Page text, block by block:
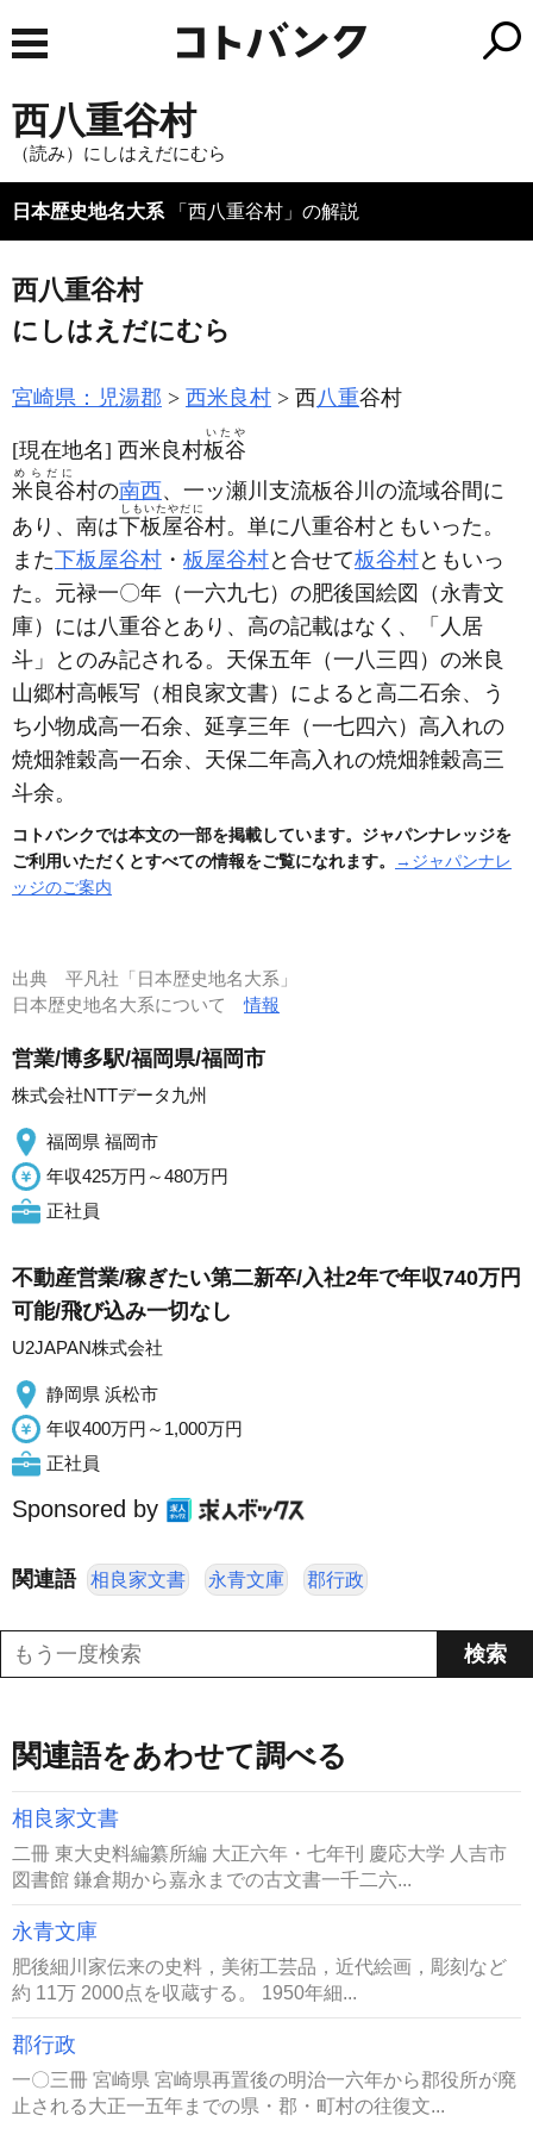
西八重谷村
（読み）にしはえだにむら
日本歴史地名大系 「西八重谷村」の解説
西八重谷村
にしはえだにむら
宮崎県：児湯郡 西米良村 西八重谷村
[現在地名] 西米良村板谷
いたや
米良谷
めらだに
村の南西、一ッ瀬川支流板谷川の流域谷間に
あり、南は下板屋谷
しもいたやだに
村。単に八重谷村ともいった。
また下板屋谷村 ・ 板屋谷村と合せて板谷村ともいっ
た。元禄一〇年 （一六九七） の肥後国絵図
（永青文
庫） には八重谷とあり、高の記載はなく、「人居
斗」とのみ記される。天保五年 （一八三四） の米良
山郷村高帳写 （相良家文書） によると高二石余、う
ち小物成高一石余、延享三年 （一七四六） 高入れの
焼畑雑穀高一石余、天保二年高入れの焼畑雑穀高三
斗余。
コトバンクでは本文の一部を掲載しています。ジャパンナレッジを
ご利用いただくとすべての情報をご覧になれます。
→ジャパンナレ
ッジのご案内
出典 平凡社「日本歴史地名大系」
日本歴史地名大系について情報
営業/博多駅/福岡県/福岡市
株式会社NTTデータ九州
福岡県 福岡市
年収425万円～480万円
正社員
不動産営業/稼ぎたい第二新卒/入社2年で年収740万円
可能/飛び込み一切なし
U2JAPAN株式会社
静岡県 浜松市
年収400万円～1,000万円
正社員
Sponsored by
関連語 相良家文書 永青文庫 郡行政
関連語をあわせて調べる
相良家文書
二冊 東大史料編纂所編 大正六年・七年刊 慶応大学 人吉市
図書館 鎌倉期から嘉永までの古文書一千二六...
永青文庫
肥後細川家伝来の史料，美術工芸品，近代絵画，彫刻など
約 11万 2000点を収蔵する。 1950年細...
郡行政
一〇三冊 宮崎県 宮崎県再置後の明治一六年から郡役所が廃
止される大正一五年までの県・郡・町村の往復文...